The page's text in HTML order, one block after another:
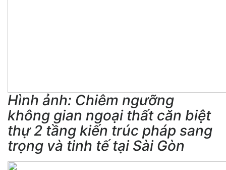
Hình ảnh: Chiêm ngưỡng
không gian ngoại thất căn biệt
thự 2 tầng kiến trúc pháp sang
trọng và tinh tế tại Sài Gòn